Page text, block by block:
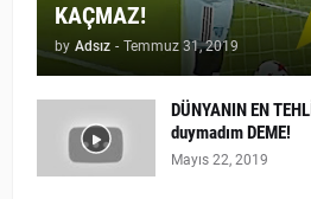
KAÇMAZ!
by Adsız - Temmuz 31, 2019
DÜNYANIN EN
duymadım DEME!
Mayıs 22, 2019